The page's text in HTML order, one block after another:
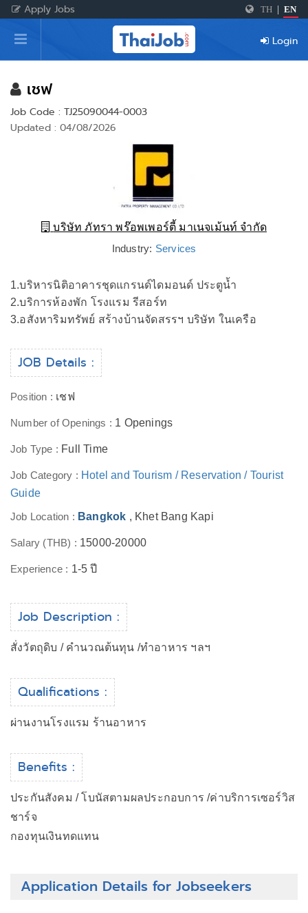
Apply Jobs TH EN
Home
Login
Register
Login
เชฟ
Job Code : TJ25090044-0003
Updated : 04/08/2026
บริษัท ภัทรา พร๊อพเพอร์ตี้ มาเนจเม้นท์ จำกัด
Industry: Services
1.บริหารนิติอาคารชุดแกรนด์ไดมอนด์ ประตูน้ำ
2.บริการห้องพัก โรงแรม รีสอร์ท
3.อสังหาริมทรัพย์ สร้างบ้านจัดสรรฯ บริษัท ในเครือ
JOB Details :
Position : เชฟ
Number of Openings : 1 Openings
Job Type : Full Time
Job Category : Hotel and Tourism / Reservation / Tourist
Guide
Job Location : Bangkok , Khet Bang Kapi
Salary (THB) : 15000-20000
Experience : 1-5 ปี
Job Description :
สั่งวัตถุดิบ / คำนวณต้นทุน /ทำอาหาร ฯลฯ
Qualifications :
ผ่านงานโรงแรม ร้านอาหาร
Benefits :
ประกันสังคม / โบนัสตามผลประกอบการ /ค่าบริการเซอร์วิส
ชาร์จ
กองทุนเงินทดแทน
Application Details for Jobseekers